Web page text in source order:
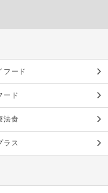
フード
ード
法食
ラス